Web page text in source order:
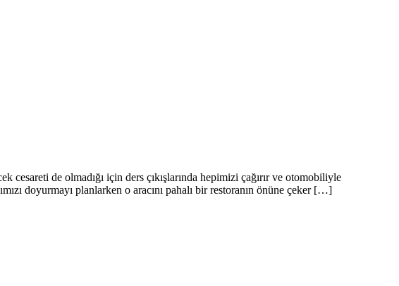
de olmadığı için ders çıkışlarında hepimizi çağırır ve otomobiliyle
doyurmayı planlarken o aracını pahalı bir restoranın önüne çeker […]